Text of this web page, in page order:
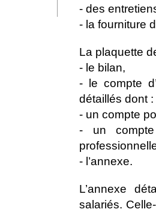
- des
- la fourniture
La plaquette
- le bilan,
- le compte
détaillés dont :
- un compte
- un
- l’annexe.
L’annexe
salariés.